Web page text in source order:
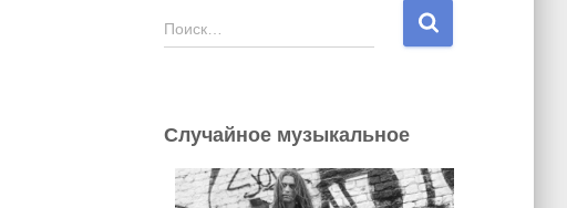
Н
а
:
Поиск…
Случайное музыкальное